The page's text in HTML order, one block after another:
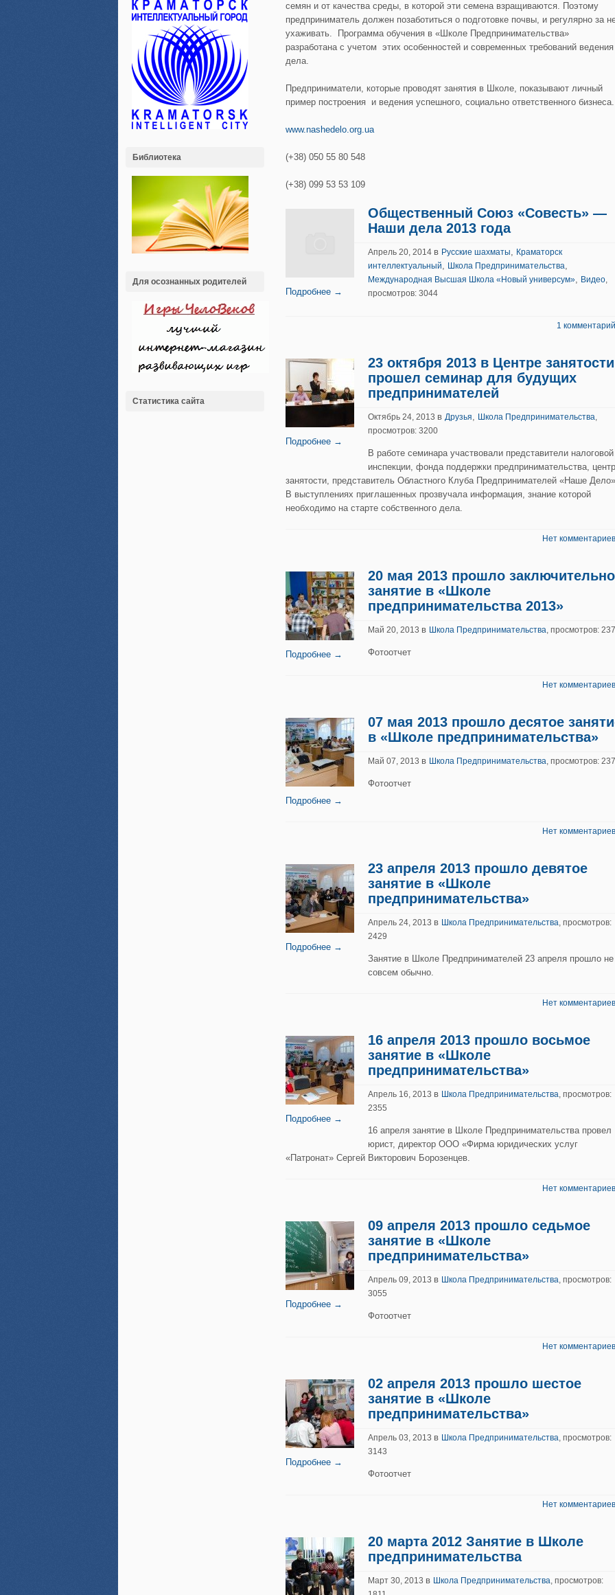
Библиотека
Для осознанных родителей
Статистика сайта
семян и от качества среды, в которой эти семена взращиваются. Поэтому
предприниматель должен позаботиться о подготовке почвы, и регулярно за
ухаживать. Программа обучения в «Школе Предпринимательства»
разработана с учетом этих особенностей и современных требований ведения
дела.
Предприниматели, которые проводят занятия в Школе, показывают личный
пример построения и ведения успешного, социально ответственного бизнеса.
www.nashedelo.org.ua
(+38) 050 55 80 548
(+38) 099 53 53 109
Подробнее →
Общественный Союз «Совесть» —
Наши дела 2013 года
Апрель 20, 2014 в Русские шахматы, Краматорск
интеллектуальный, Школа Предпринимательства,
Международная Высшая Школа «Новый универсум», Видео,
просмотров: 3044
1
Подробнее →
23 октября 2013 в Центре занятости
прошел семинар для будущих
предпринимателей
Октябрь 24, 2013 в Друзья, Школа Предпринимательства,
просмотров: 3200
В работе семинара участвовали представители налоговой
инспекции, фонда поддержки предпринимательства,
занятости, представитель Областного Клуба Предпринимателей «Наше
В выступлениях приглашенных прозвучала информация, знание которой
необходимо на старте собственного дела.
Нет
Подробнее →
20 мая 2013 прошло
занятие в «Школе
предпринимательства 2013»
Май 20, 2013 в Школа Предпринимательства, просмотров:
Фотоотчет
Нет
Подробнее →
07 мая 2013 прошло десятое
в «Школе предпринимательства»
Май 07, 2013 в Школа Предпринимательства, просмотров:
Фотоотчет
Нет
Подробнее →
23 апреля 2013 прошло девятое
занятие в «Школе
предпринимательства»
Апрель 24, 2013 в Школа Предпринимательства, просмотров:
2429
Занятие в Школе Предпринимателей 23 апреля прошло не
совсем обычно.
Нет
Подробнее →
16 апреля 2013 прошло восьмое
занятие в «Школе
предпринимательства»
Апрель 16, 2013 в Школа Предпринимательства, просмотров:
2355
16 апреля занятие в Школе Предпринимательства провел
юрист, директор ООО «Фирма юридических услуг
«Патронат» Сергей Викторович Борозенцев.
Нет
Подробнее →
09 апреля 2013 прошло седьмое
занятие в «Школе
предпринимательства»
Апрель 09, 2013 в Школа Предпринимательства, просмотров:
3055
Фотоотчет
Нет
Подробнее →
02 апреля 2013 прошло шестое
занятие в «Школе
предпринимательства»
Апрель 03, 2013 в Школа Предпринимательства, просмотров:
3143
Фотоотчет
Нет
20 марта 2012 Занятие в Школе
предпринимательства
Март 30, 2013 в Школа Предпринимательства, просмотров: